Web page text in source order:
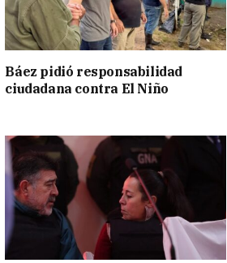
Báez pidió responsabilidad
ciudadana contra El Niño